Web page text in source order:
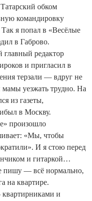
обком
командировку
я попал в «Весёлые
в Габрово.
главный редактор
и пригласил в
терзали — вдруг не
уезжать трудно. На
из газеты,
в Москву.
произошло
«Мы, чтобы
И я стою перед
и гитаркой…
пишу — всё нормально,
на квартире.
и